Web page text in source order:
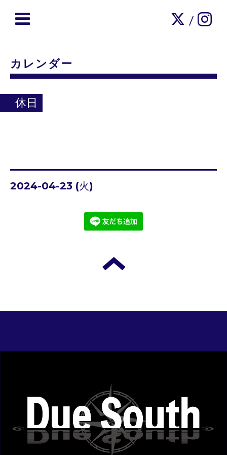
/
カレンダー
休日
2024-04-23 (火)